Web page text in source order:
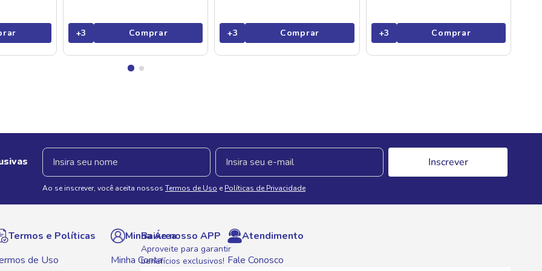
+3 Comprar +3 Comprar +3 Comprar
Inscrever
Ao se inscrever, você aceita nossos Termos de Uso e Políticas de Privacidade
Termos e Políticas
de Uso
Minha Área
Minha Conta
Atendimento
Fale Conosco
Baixe nosso APP
Aproveite para garantir
benefícios exclusivos!